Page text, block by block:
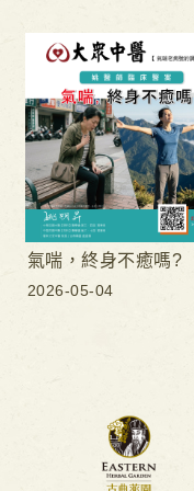
氣喘，終身不癒嗎?
2026-05-04